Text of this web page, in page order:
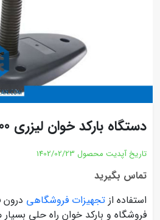
دستگاه بارکد خوان لیزری 400 اسکن در ثانیه
تاریخ آپدیت محصول 1402/02/23
تماس بگیرید
استفاده از تجهیزات فروشگاهی درون
فروشگاه و بارکد خوان راه حلی